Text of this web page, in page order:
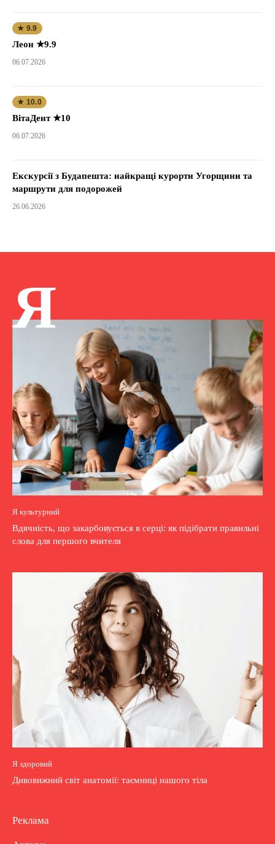
★ 9.9
Леон ★9.9
06.07.2026
★ 10.0
ВітаДент ★10
06.07.2026
Екскурсії з Будапешта: найкращі курорти Угорщини та
маршрути для подорожей
26.06.2026
Я
Я культурний
Вдячність, що закарбовується в серці: як підібрати правильні
слова для першого вчителя
Я здоровий
Дивовижний світ анатомії: таємниці нашого тіла
Реклама